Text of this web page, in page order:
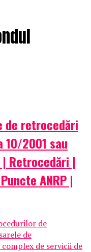
de retrocedări
10/2001 sau
| Retrocedări |
ANRP |
de
de
de servicii de